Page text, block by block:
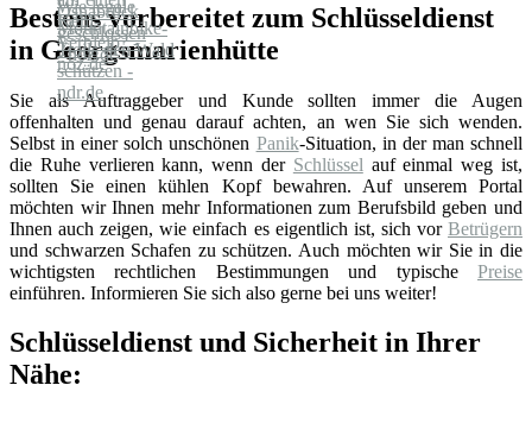
Bestens vorbereitet zum Schlüsseldienst
in Georgsmarienhütte
Sie als Auftraggeber und Kunde sollten immer die Augen
offenhalten und genau darauf achten, an wen Sie sich wenden.
Selbst in einer solch unschönen Panik-Situation, in der man schnell
die Ruhe verlieren kann, wenn der Schlüssel auf einmal weg ist,
sollten Sie einen kühlen Kopf bewahren. Auf unserem Portal
möchten wir Ihnen mehr Informationen zum Berufsbild geben und
Ihnen auch zeigen, wie einfach es eigentlich ist, sich vor Betrügern
und schwarzen Schafen zu schützen. Auch möchten wir Sie in die
wichtigsten rechtlichen Bestimmungen und typische Preise
einführen. Informieren Sie sich also gerne bei uns weiter!
Schlüsseldienst und Sicherheit in Ihrer
Nähe: